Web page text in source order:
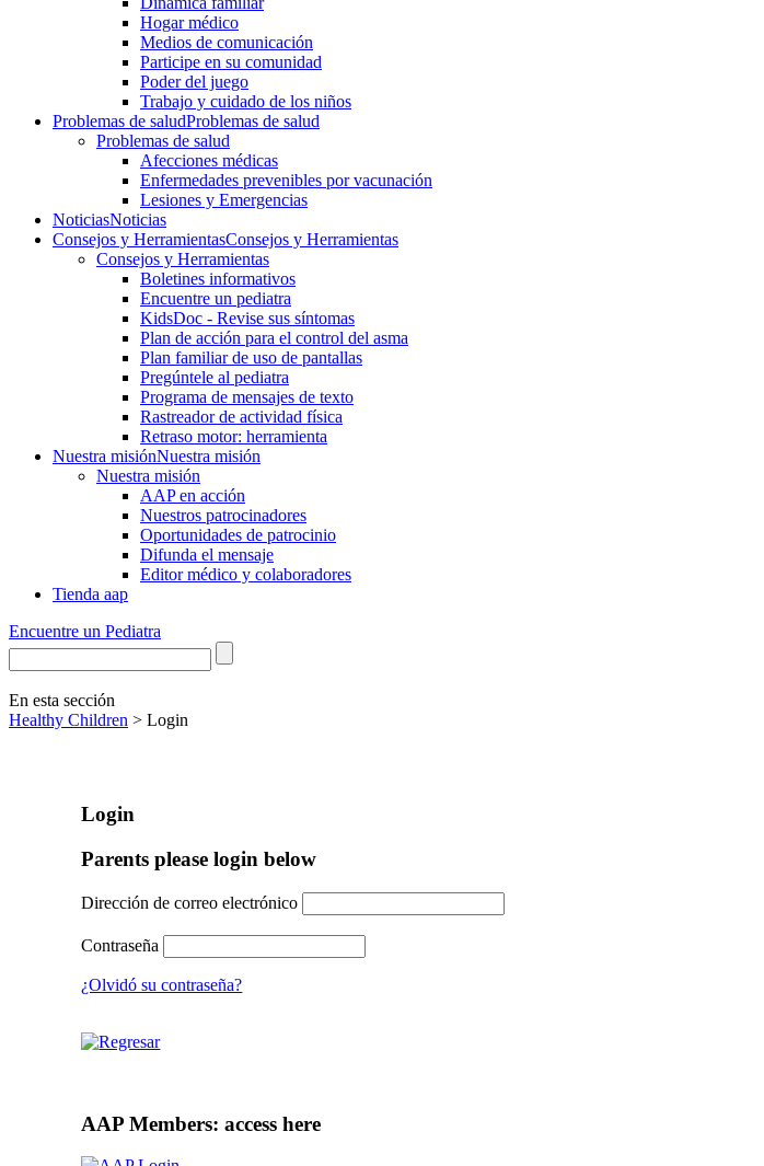
Hogar médico
Medios de comunicación
Participe en su comunidad
Poder del juego
Trabajo y cuidado de los niños
Problemas de saludProblemas de salud
Problemas de salud
Afecciones médicas
Enfermedades prevenibles por vacunación
Lesiones y Emergencias
NoticiasNoticias
Consejos y HerramientasConsejos y Herramientas
Consejos y Herramientas
Boletines informativos
Encuentre un pediatra
KidsDoc - Revise sus síntomas
Plan de acción para el control del asma
Plan familiar de uso de pantallas
Pregúntele al pediatra
Programa de mensajes de texto
Rastre​​ador de activida​d física
Retraso motor: herramienta
Nuestra misiónNuestra misión
Nuestra misión
AAP en acción
Nuestros patrocinadores
Oportunidades de patrocinio
Difunda el mensaje
Editor médico y colaboradores
Tienda aap
Encuentre un Pediatra
En esta sección
Healthy Children > Login
Login
Parents please login below
Dirección de correo electrónico
Contraseña
¿Olvidó su contraseña?
AAP Members: access here